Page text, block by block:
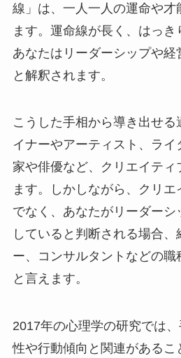
線」は、一人一人の運命や才
ます。運命線が長く、はっき
あなたはリーダーシップや経
と解釈されます。
こうした手相から導き出せ
イナーやアーティスト、ラ
家や俳優など、クリエイテ
ます。しかしながら、クリ
でなく、あなたがリーダー
していると判断される場合、
ー、コンサルタントなどの職
と言えます。
2017年の心理学の研究では
性や行動傾向と関連があるこ